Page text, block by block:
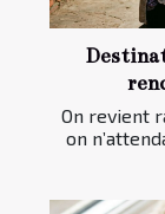
On revient
on